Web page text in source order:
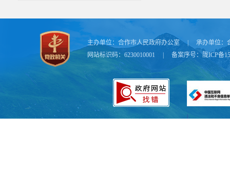
主办单位： 合作市人民政府办公室 承办单位：
网站标识码：6230010001
备案序号：陇ICP备